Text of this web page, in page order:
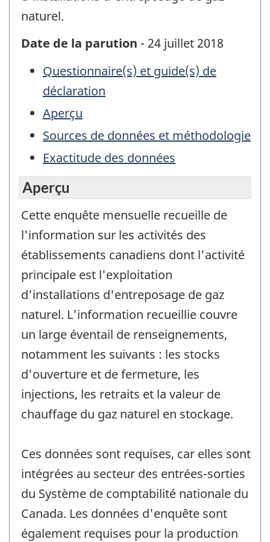
naturel.
Date de la parution - 24 juillet 2018
Questionnaire(s) et guide(s) de
déclaration
Aperçu
Sources de données et méthodologie
Exactitude des données
Aperçu
Cette enquête mensuelle recueille de
l'information sur les activités des
établissements canadiens dont l'activité
principale est l'exploitation
d'installations d'entreposage de gaz
naturel. L'information recueillie couvre
un large éventail de renseignements,
notamment les suivants : les stocks
d'ouverture et de fermeture, les
injections, les retraits et la valeur de
chauffage du gaz naturel en stockage.
Ces données sont requises, car elles sont
intégrées au secteur des entrées-sorties
du Système de comptabilité nationale du
Canada. Les données d'enquête sont
également requises pour la production